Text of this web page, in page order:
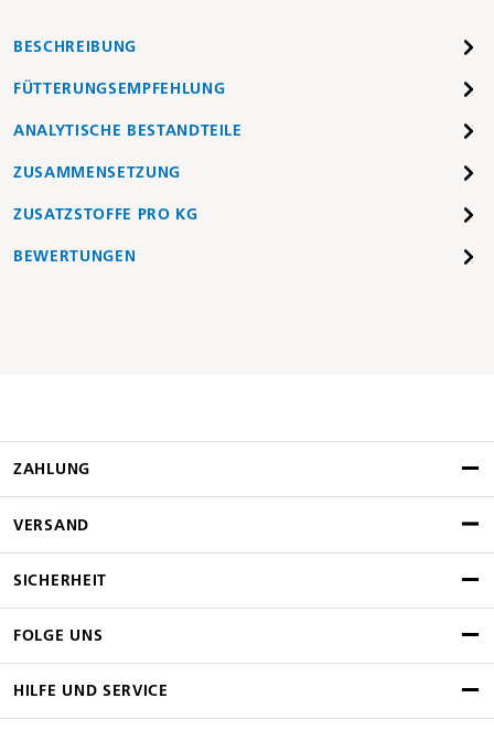
BESCHREIBUNG
FÜTTERUNGSEMPFEHLUNG
ANALYTISCHE BESTANDTEILE
ZUSAMMENSETZUNG
ZUSATZSTOFFE PRO KG
BEWERTUNGEN
ZAHLUNG
VERSAND
SICHERHEIT
FOLGE UNS
HILFE UND SERVICE